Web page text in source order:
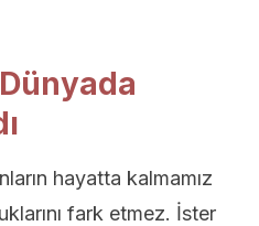
hayatta kalmamız
fark etmez. İster